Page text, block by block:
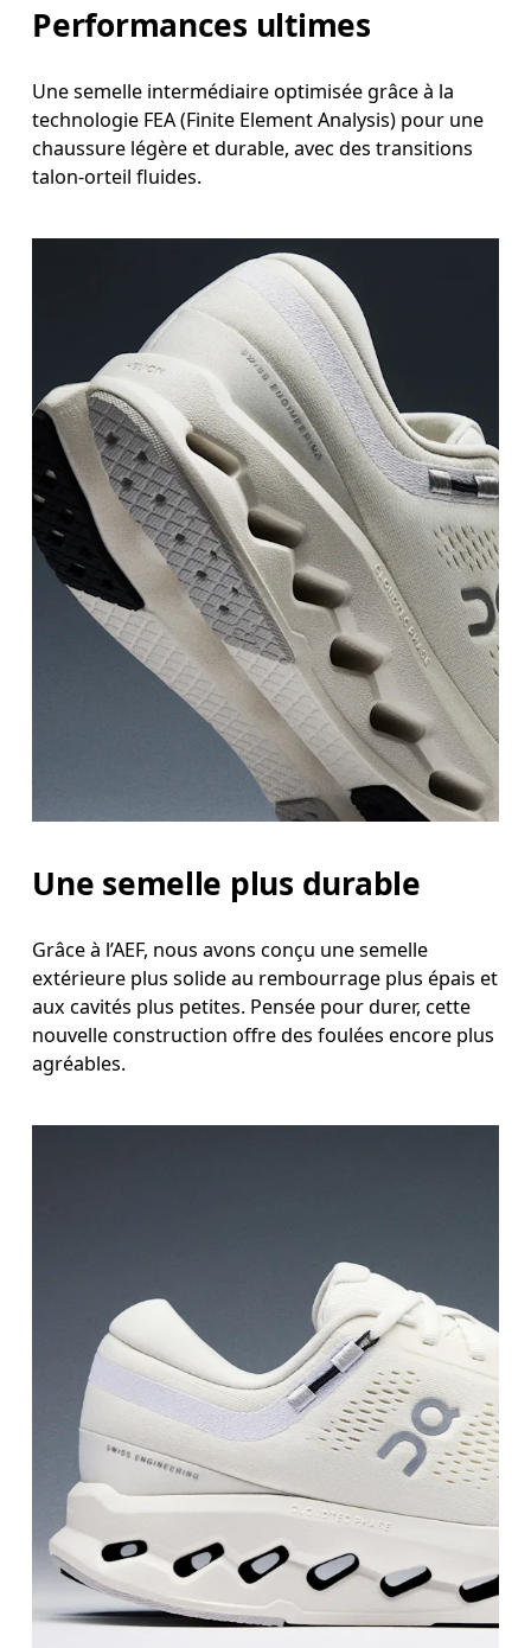
Performances ultimes
Une semelle intermédiaire optimisée grâce à la
technologie FEA (Finite Element Analysis) pour une
chaussure légère et durable, avec des transitions
talon-orteil fluides.
Une semelle plus durable
Grâce à l’AEF, nous avons conçu une semelle
extérieure plus solide au rembourrage plus épais et
aux cavités plus petites. Pensée pour durer, cette
nouvelle construction offre des foulées encore plus
agréables.